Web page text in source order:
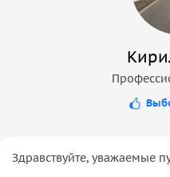
Здравствуйте, уважаемые